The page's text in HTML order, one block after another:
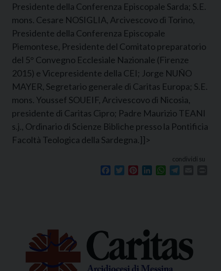
Presidente della Conferenza Episcopale Sarda; S.E.
mons. Cesare NOSIGLIA, Arcivescovo di Torino,
Presidente della Conferenza Episcopale
Piemontese, Presidente del Comitato preparatorio
del 5° Convegno Ecclesiale Nazionale (Firenze
2015) e Vicepresidente della CEI; Jorge NUÑO
MAYER, Segretario generale di Caritas Europa; S.E.
mons. Youssef SOUEIF, Arcivescovo di Nicosia,
presidente di Caritas Cipro; Padre Maurizio TEANI
s.j., Ordinario di Scienze Bibliche presso la Pontificia
Facoltà Teologica della Sardegna.]]>
condividi su
Facebook
TwitterPinterestLinkedInWhatsApp